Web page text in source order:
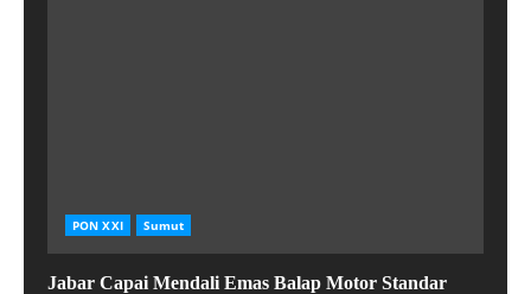
PON XXI Sumut
Jabar Capai Mendali Emas Balap Motor Standar